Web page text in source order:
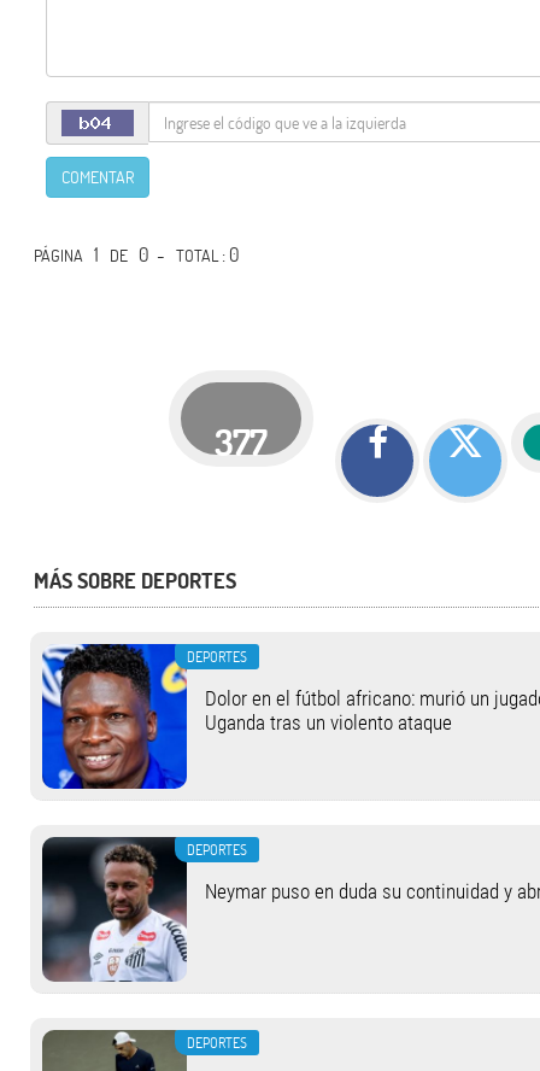
COMENTAR
PÁGINA 1 DE 0 -TOTAL: 0
377
MÁS SOBRE DEPORTES
DEPORTES
Dolor en el fútbol africano: murió un
Uganda tras un violento ataque
DEPORTES
Neymar puso en duda su continuidad y
DEPORTES